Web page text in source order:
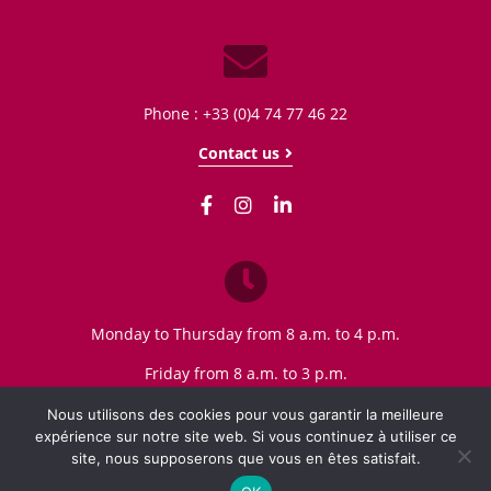
Phone : +33 (0)4 74 77 46 22
Contact us
Monday to Thursday from 8 a.m. to 4 p.m.
Friday from 8 a.m. to 3 p.m.
Nous utilisons des cookies pour vous garantir la meilleure
expérience sur notre site web. Si vous continuez à utiliser ce
site, nous supposerons que vous en êtes satisfait.